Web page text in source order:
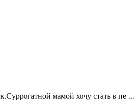
мамой хочу стать в пе ...